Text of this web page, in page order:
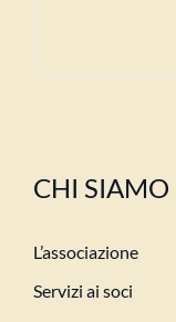
CHI SIAMO
L’associazione
Servizi ai soci